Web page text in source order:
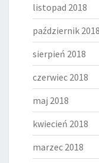
listopad 2018
październik 2018
sierpień 2018
czerwiec 2018
maj 2018
kwiecień 2018
marzec 2018